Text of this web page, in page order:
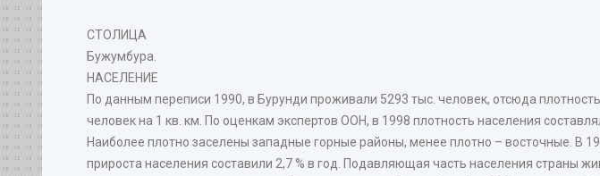
СТОЛИЦА
Бужумбура.
НАСЕЛЕНИЕ
По данным переписи 1990, в Бурунди проживали 5293 тыс. человек, отсюда
человек на 1 кв. км. По оценкам экспертов ООН, в 1998 плотность населения
Наиболее плотно заселены западные горные районы, менее плотно – восточные. В
прироста населения составили 2,7 % в год. Подавляющая часть населения страны